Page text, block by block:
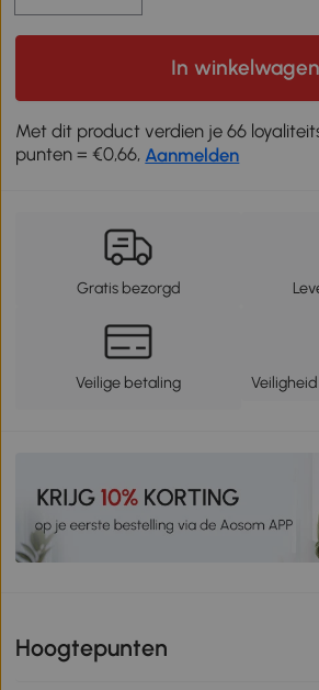
In winkelwagen
Met dit product verdien je 66
punten = €0,66, Aanmelden
Gratis bezorgd
Veilige betaling
Hoogtepunten